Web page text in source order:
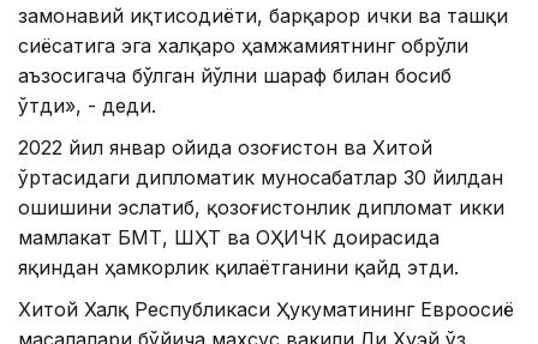
замонавий иқтисодиёти, барқарор ички ва ташқи
сиёсатига эга халқаро ҳамжамиятнинг обрўли
аъзосигача бўлган йўлни шараф билан босиб
ўтди», - деди.
2022 йил январ ойида Қозоғистон ва Хитой
ўртасидаги дипломатик муносабатлар 30 йилдан
ошишини эслатиб, қозоғистонлик дипломат икки
мамлакат БМТ, ШҲТ ва ОҲИЧК доирасида
яқиндан ҳамкорлик қилаётганини қайд этди.
Хитой Халқ Республикаси Ҳукуматининг Евроосиё